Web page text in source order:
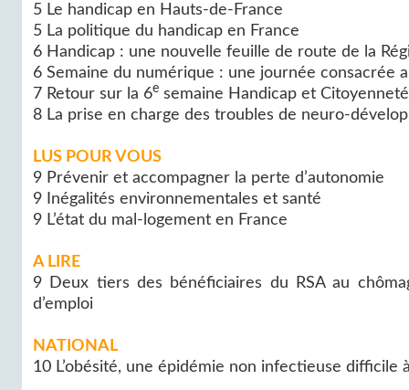
5 Le handicap en Hauts-de-France
5 La politique du handicap en France
6 Handicap : une nouvelle feuille de route de la
6 Semaine du numérique : une journée consacrée
7 Retour sur la 6e semaine Handicap et
8 La prise en charge des troubles de neuro-
LUS POUR VOUS
9 Prévenir et accompagner la perte d’autonomie
9 Inégalités environnementales et santé
9 L’état du mal-logement en France
A LIRE
9 Deux tiers des bénéficiaires du RSA au
d’emploi
NATIONAL
10 L’obésité, une épidémie non infectieuse difficile